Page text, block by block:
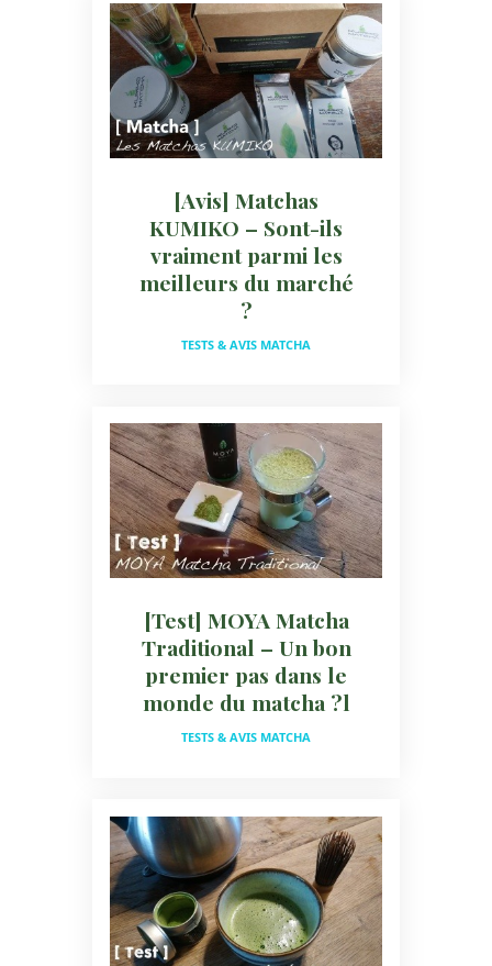
[Avis] Matchas
KUMIKO – Sont-ils
vraiment parmi les
meilleurs du marché
?
TESTS & AVIS MATCHA
[Test] MOYA Matcha
Traditional – Un bon
premier pas dans le
monde du matcha ?l
TESTS & AVIS MATCHA